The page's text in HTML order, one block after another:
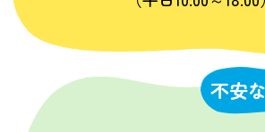
不安